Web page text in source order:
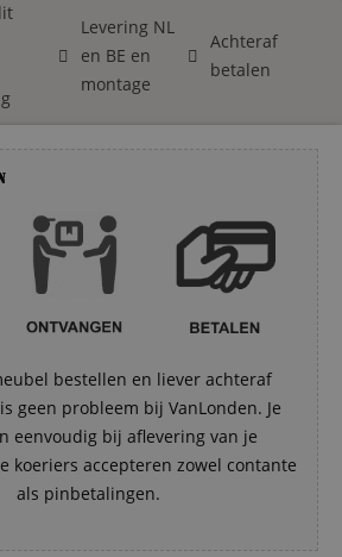
Levering NL
en BE en
montage
Achteraf
betalen
bestellen en liever achteraf
geen probleem bij VanLonden. Je
eenvoudig bij aflevering van je
koeriers accepteren zowel contante
als pinbetalingen.